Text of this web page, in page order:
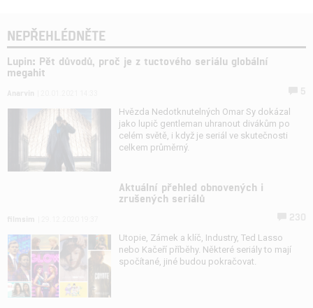
NEPŘEHLÉDNĚTE
Lupin: Pět důvodů, proč je z tuctového seriálu globální
megahit
Hvězda Nedotknutelných Omar Sy dokázal
jako lupič gentleman uhranout divákům po
celém světě, i když je seriál ve skutečnosti
celkem průměrný.
Aktuální přehled obnovených i
zrušených seriálů
Utopie, Zámek a klíč, Industry, Ted Lasso
nebo Kačeří příběhy. Některé seriály to mají
spočítané, jiné budou pokračovat.